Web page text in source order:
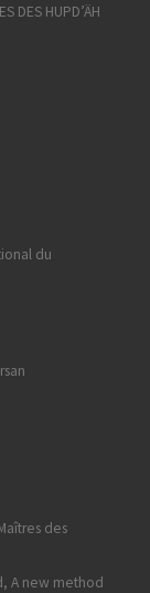
DES HUPD’ÄH
du
des
A new method